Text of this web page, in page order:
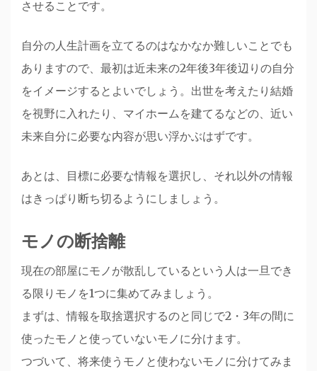
させることです。
自分の人生計画を立てるのはなかなか難しいことでも
ありますので、最初は近未来の2年後3年後辺りの自分
をイメージするとよいでしょう。出世を考えたり結婚
を視野に入れたり、マイホームを建てるなどの、近い
未来自分に必要な内容が思い浮かぶはずです。
あとは、目標に必要な情報を選択し、それ以外の情報
はきっぱり断ち切るようにしましょう。
モノの断捨離
現在の部屋にモノが散乱しているという人は一旦でき
る限りモノを1つに集めてみましょう。
まずは、情報を取捨選択するのと同じで2・3年の間に
使ったモノと使っていないモノに分けます。
つづいて、将来使うモノと使わないモノに分けてみま